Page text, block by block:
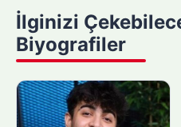
y
a
p
n
:
İlginizi
Biyografiler